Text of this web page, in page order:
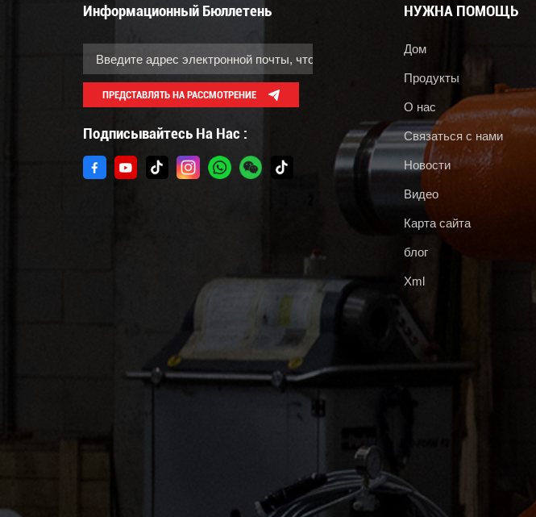
Информационный Бюллетень
ПРЕДСТАВЛЯТЬ НА РАССМОТРЕНИЕ
Подписывайтесь На Нас :
НУЖНА ПОМОЩЬ
Дом
Продукты
О нас
Связаться с нами
Новости
Видео
Карта сайта
блог
Xml